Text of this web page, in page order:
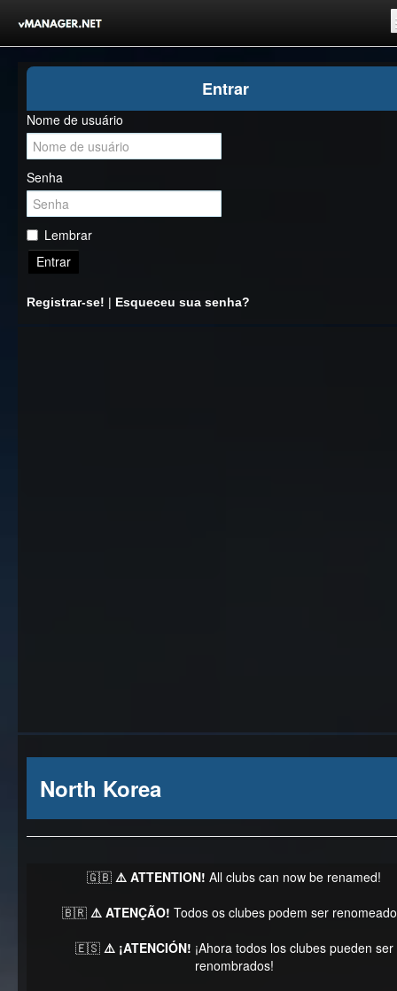
Competições
Comunidade
Notícias
Clubes Livres
Entrar
Nome de usuário
Senha
Lembrar
Entrar
Registrar-se! | Esqueceu sua senha?
North Korea
🇬🇧 ⚠️ ATTENTION! All clubs can now be renamed!
🇧🇷 ⚠️ ATENÇÃO! Todos os clubes podem ser
🇪🇸 ⚠️ ¡ATENCIÓN! ¡Ahora todos los clubes pueden ser
renombrados!